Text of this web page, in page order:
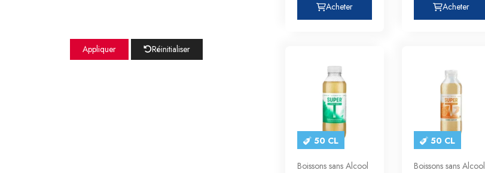
Appliquer Réinitialiser
Acheter Acheter
50 CL
Boissons sans Alcool
50 CL
Boissons sans Alcool